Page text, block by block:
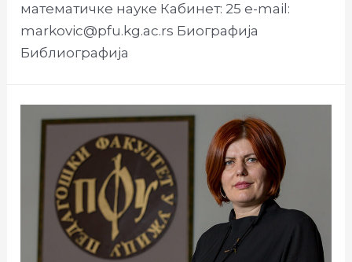
математичке науке Кабинет: 25 e-mail:
markovic@pfu.kg.ac.rs Биографија
Библиографија